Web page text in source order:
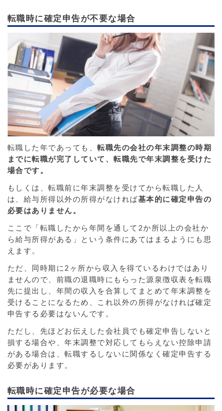
転職時に確定申告が不要な場合
転職した年であっても、転職先の会社の年末調整の時期
までに転職が完了していて、転職先で年末調整を受けた
場合です。
もしくは、転職前に年末調整を受けてから転職した人
は、給与所得以外の所得がなければ基本的に確定申告の
必要はありません。
ここで「転職したから年間を通して2か所以上の会社か
ら給与所得がある」という条件にあてはまるようにも思
えます。
ただ、同時期に2ヶ所から収入を得ているわけではあり
ませんので、前職の退職時にもらった源泉徴収表を転職
先に提出し、年間の収入を合算してまとめて年末調整を
受けることになるため、これ以外の所得がなければ確定
申告する必要はないんです。
ただし、先ほどお伝えした会社員でも確定申告しないと
損する場合や、年末調整で対応してもらえない控除申請
がある場合は、転職するしないに関係なく確定申告する
必要があります。
転職時に確定申告が必要な場合